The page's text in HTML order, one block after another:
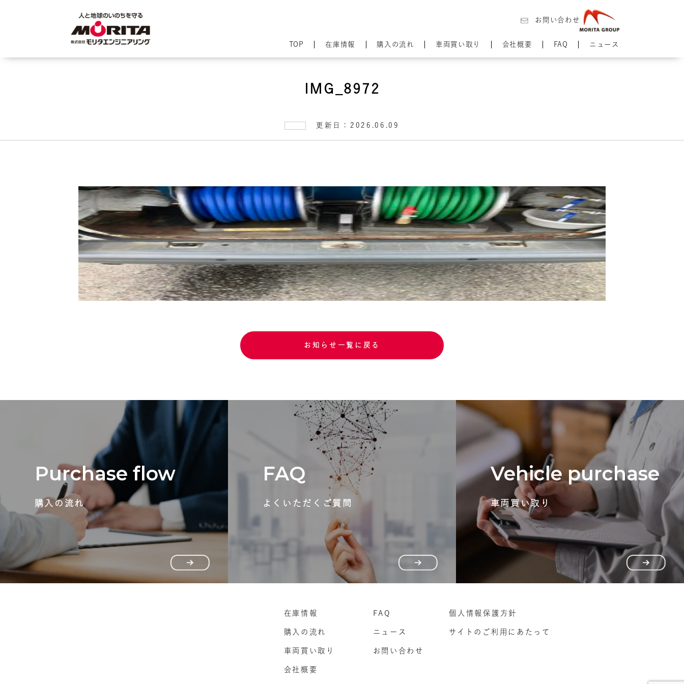
お問い合わせ
TOP 在庫情報 購入の流れ 車両買い取り 会社概要 FAQ ニュース
IMG_8972
更新日：2026.06.09
お知らせ一覧に戻る
Purchase flow
購入の流れ
FAQ
よくいただくご質問
Vehicle purchase
車両買い取り
在庫情報
購入の流れ
車両買い取り
会社概要
FAQ
ニュース
お問い合わせ
個人情報保護方針
サイトのご利用にあたって